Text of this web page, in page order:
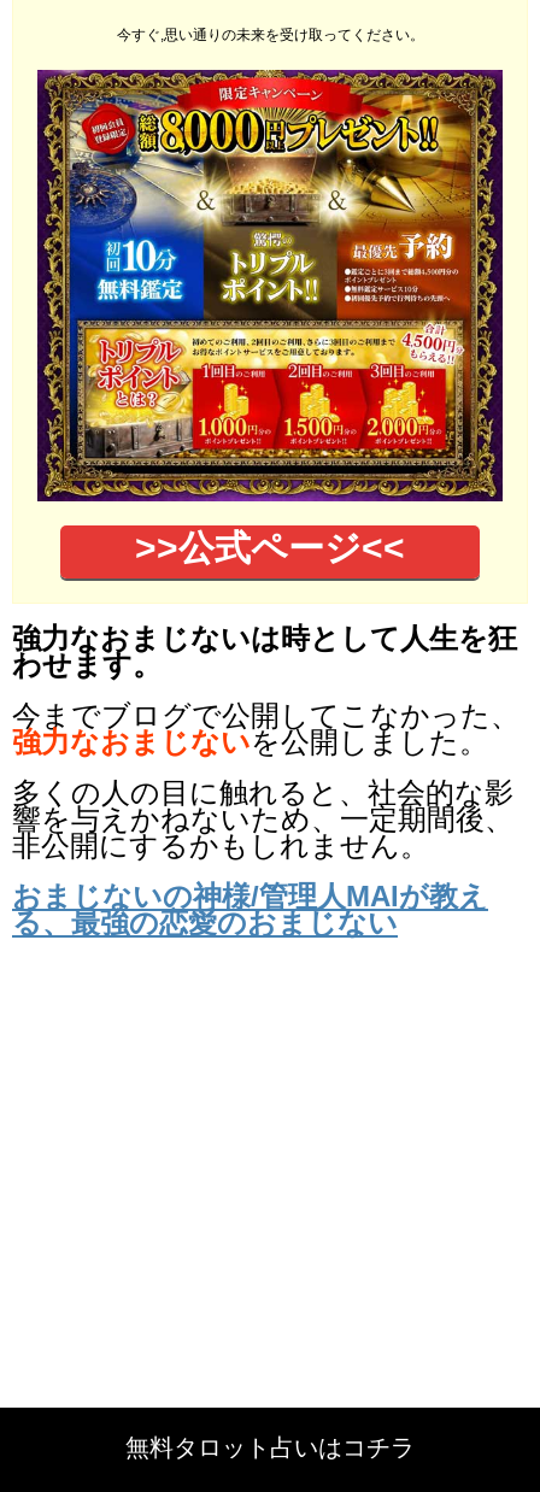
今すぐ,思い通りの未来を受け取ってください。
>>公式ページ<<
強力なおまじないは時として人生を狂
わせます。
今までブログで公開してこなかった、
強力なおまじないを公開しました。
多くの人の目に触れると、社会的な影
響を与えかねないため、一定期間後、
非公開にするかもしれません。
おまじないの神様/管理人MAIが教え
る、最強の恋愛のおまじない
無料タロット占いはコチラ
無料タロット占いはコチラ